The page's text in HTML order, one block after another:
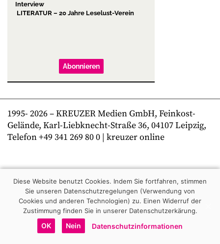
Interview
LITERATUR – 20 Jahre Leselust-Verein
Abonnieren
1995- 2026– KREUZER Medien GmbH, Feinkost-
Gelände, Karl-Liebknecht-Straße 36, 04107 Leipzig,
Telefon +49 341 269 80 0 | kreuzer online
Diese Website benutzt Cookies. Indem Sie fortfahren, stimmen
Sie unseren Datenschutzregelungen (Verwendung von
Cookies und anderen Technologien) zu. Einen Widerruf der
Zustimmung finden Sie in unserer Datenschutzerkärung.
OK Nein Datenschutzinformationen